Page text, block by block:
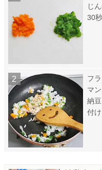
じ
30
フ
マ
納
付け